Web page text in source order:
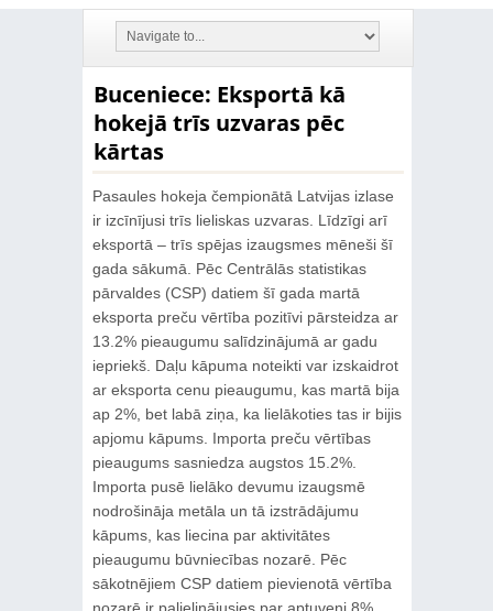
Buceniece: Eksportā kā
hokejā trīs uzvaras pēc
kārtas
Pasaules hokeja čempionātā Latvijas izlase
ir izcīnījusi trīs lieliskas uzvaras. Līdzīgi arī
eksportā – trīs spējas izaugsmes mēneši šī
gada sākumā. Pēc Centrālās statistikas
pārvaldes (CSP) datiem šī gada martā
eksporta preču vērtība pozitīvi pārsteidza ar
13.2% pieaugumu salīdzinājumā ar gadu
iepriekš. Daļu kāpuma noteikti var izskaidrot
ar eksporta cenu pieaugumu, kas martā bija
ap 2%, bet labā ziņa, ka lielākoties tas ir bijis
apjomu kāpums. Importa preču vērtības
pieaugums sasniedza augstos 15.2%.
Importa pusē lielāko devumu izaugsmē
nodrošināja metāla un tā izstrādājumu
kāpums, kas liecina par aktivitātes
pieaugumu būvniecības nozarē. Pēc
sākotnējiem CSP datiem pievienotā vērtība